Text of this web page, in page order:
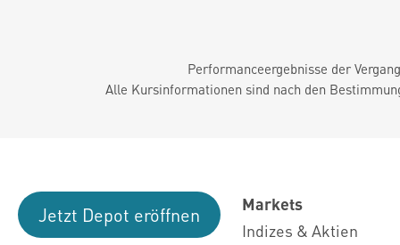
Performanceergebnisse der
Alle Kursinformationen sind nach den
Jetzt Depot eröffnen
Markets
Indizes & Aktien